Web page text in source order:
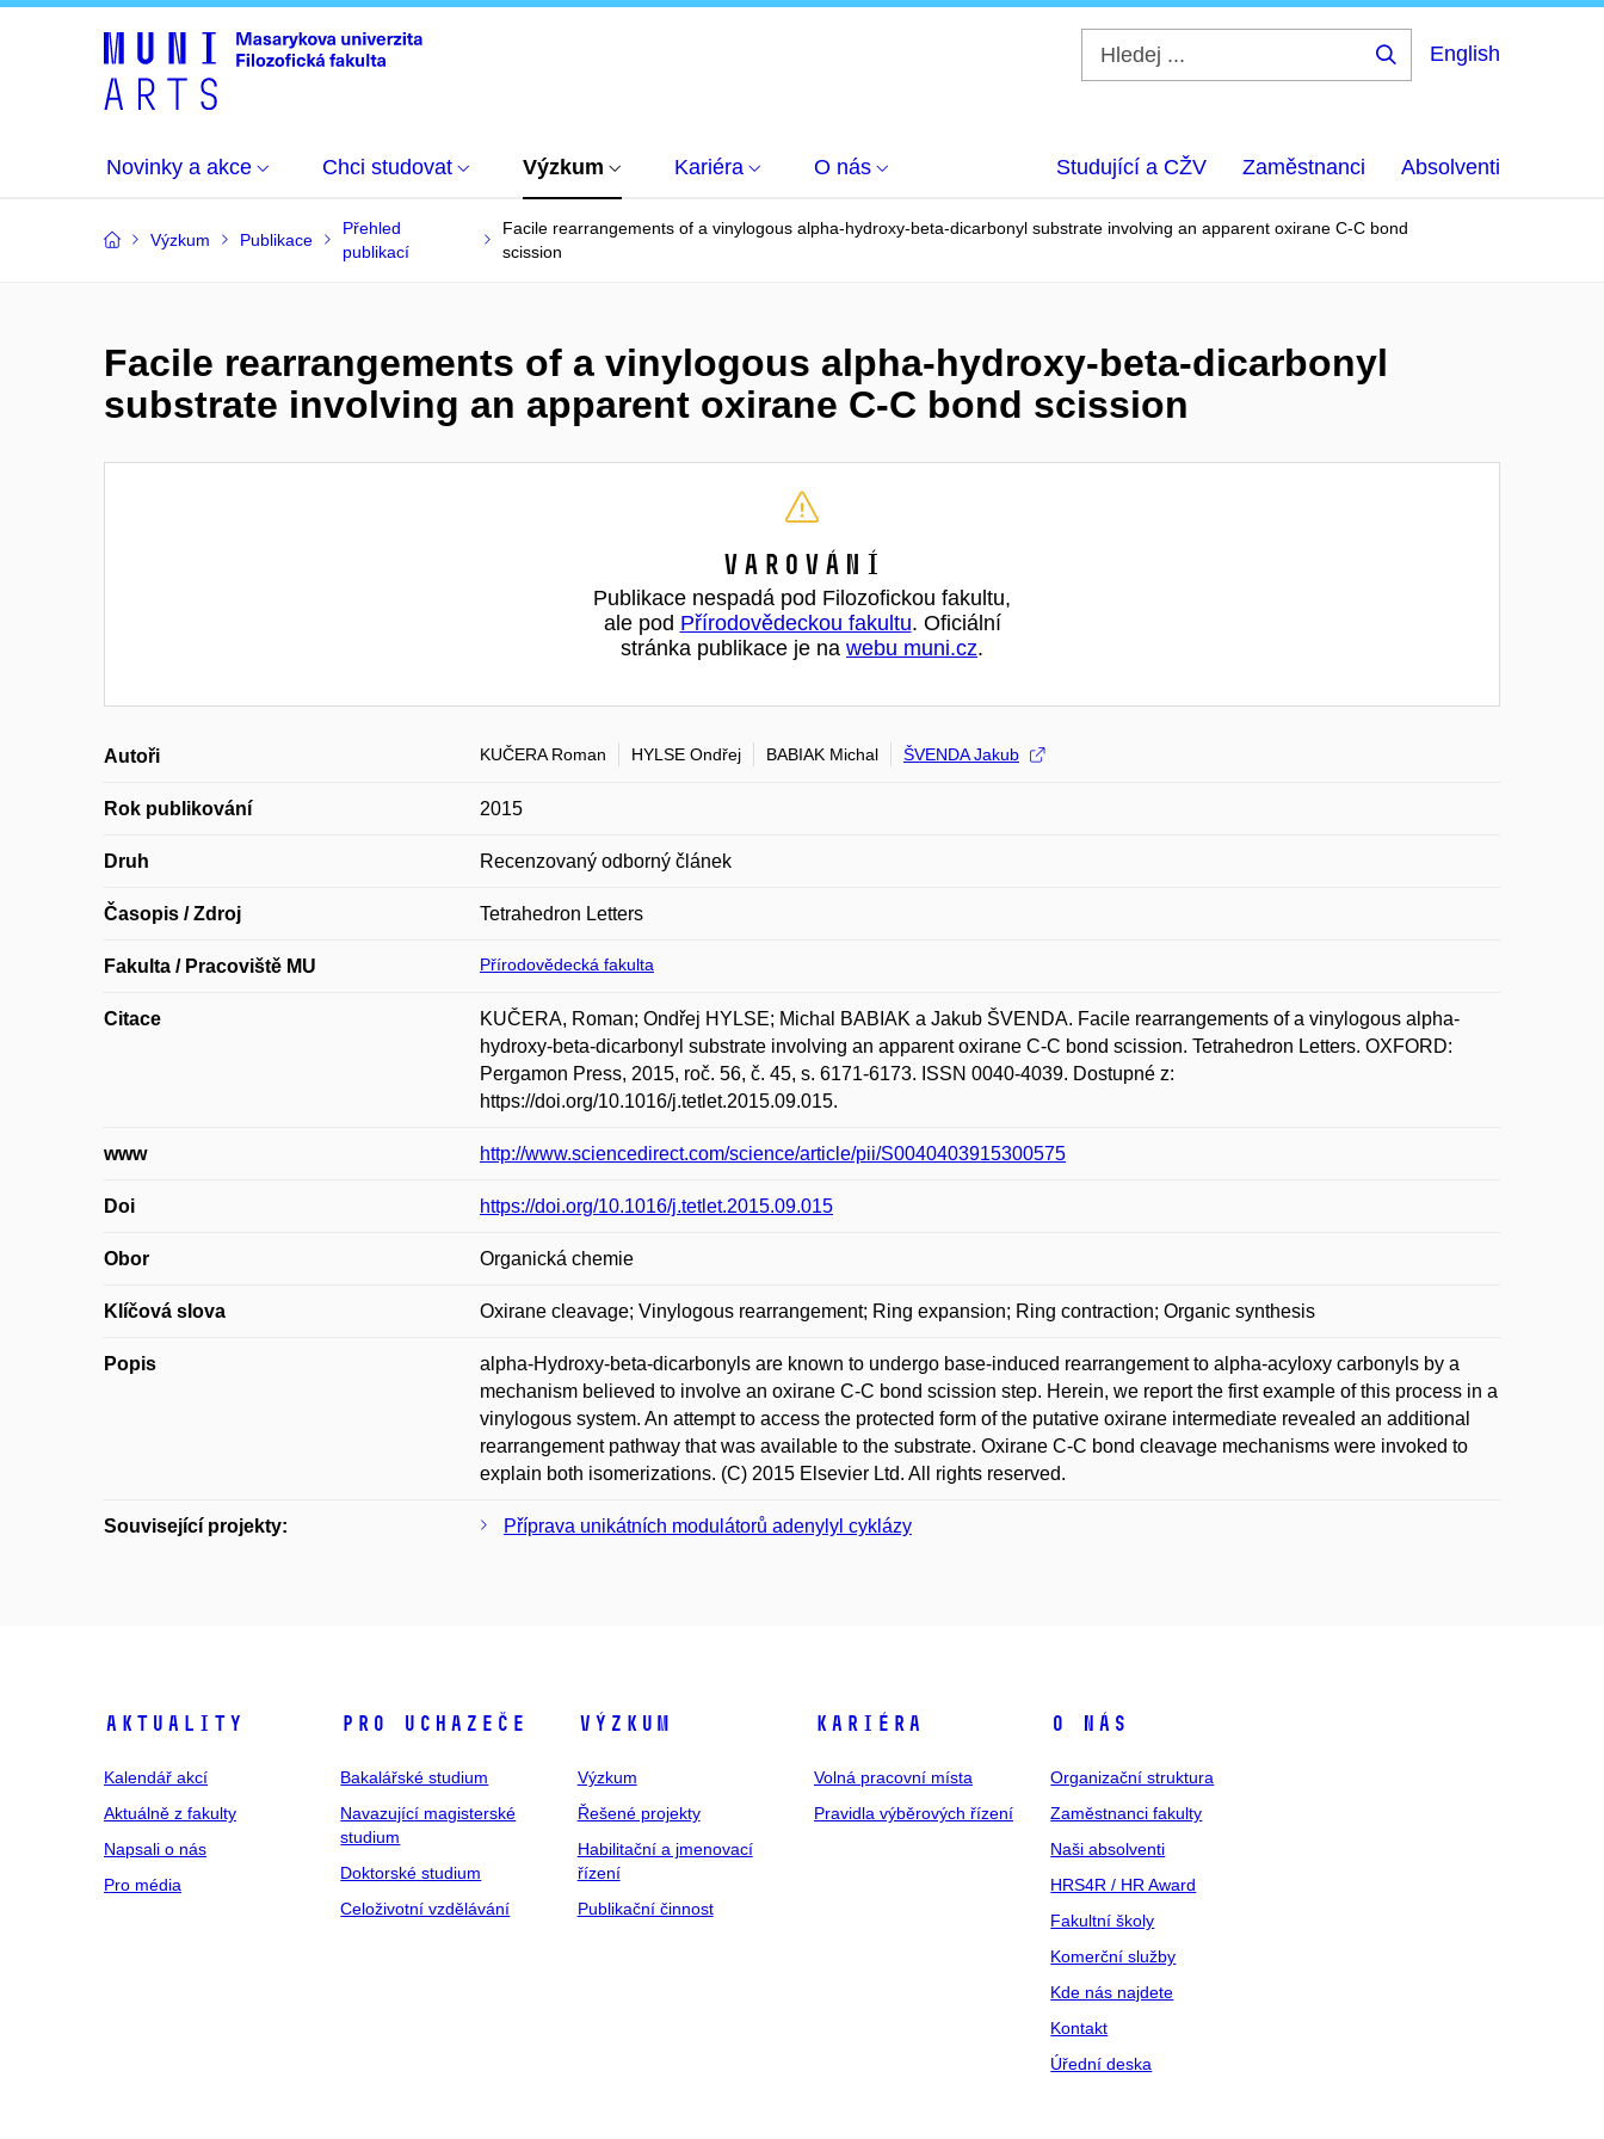
English
Novinky a akce Chci studovat Výzkum Kariéra O nás Studující a CŽV Zaměstnanci Absolventi
Výzkum Publikace
Přehled
publikací
Facile rearrangements of a vinylogous alpha-hydroxy-beta-dicarbonyl substrate involving an apparent oxirane C-C bond
scission
Facile rearrangements of a vinylogous alpha-hydroxy-beta-dicarbonyl
substrate involving an apparent oxirane C-C bond scission
Varování
Publikace nespadá pod Filozofickou fakultu,
ale pod Přírodovědeckou fakultu. Oficiální
stránka publikace je na webu muni.cz.
Autoři KUČERA Roman HYLSE Ondřej BABIAK Michal ŠVENDA Jakub
Rok publikování 2015
Druh Recenzovaný odborný článek
Časopis / Zdroj Tetrahedron Letters
Fakulta / Pracoviště MU Přírodovědecká fakulta
Citace
KUČERA, Roman; Ondřej HYLSE; Michal BABIAK a Jakub ŠVENDA. Facile rearrangements of a vinylogous alpha-
hydroxy-beta-dicarbonyl substrate involving an apparent oxirane C-C bond scission. Tetrahedron Letters. OXFORD:
Pergamon Press, 2015, roč. 56, č. 45, s. 6171-6173. ISSN 0040-4039. Dostupné z:
https://doi.org/10.1016/j.tetlet.2015.09.015.
www http://www.sciencedirect.com/science/article/pii/S0040403915300575
Doi https://doi.org/10.1016/j.tetlet.2015.09.015
Obor Organická chemie
Klíčová slova Oxirane cleavage; Vinylogous rearrangement; Ring expansion; Ring contraction; Organic synthesis
Popis
alpha-Hydroxy-beta-dicarbonyls are known to undergo base-induced rearrangement to alpha-acyloxy carbonyls by a
mechanism believed to involve an oxirane C-C bond scission step. Herein, we report the first example of this process in a
vinylogous system. An attempt to access the protected form of the putative oxirane intermediate revealed an additional
rearrangement pathway that was available to the substrate. Oxirane C-C bond cleavage mechanisms were invoked to
explain both isomerizations. (C) 2015 Elsevier Ltd. All rights reserved.
Související projekty: Příprava unikátních modulátorů adenylyl cyklázy
Aktuality
Kalendář akcí
Aktuálně z fakulty
Napsali o nás
Pro média
Pro uchazeče
Bakalářské studium
Navazující magisterské
studium
Doktorské studium
Celoživotní vzdělávání
Výzkum
Výzkum
Řešené projekty
Habilitační a jmenovací
řízení
Publikační činnost
Kariéra
Volná pracovní místa
Pravidla výběrových řízení
O nás
Organizační struktura
Zaměstnanci fakulty
Naši absolventi
HRS4R / HR Award
Fakultní školy
Komerční služby
Kde nás najdete
Kontakt
Úřední deska